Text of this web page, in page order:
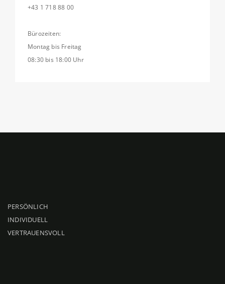
+43 1 718 88 00
Bürozeiten:
Montag bis Freitag
08:30 bis 18:00 Uhr
PERSÖNLICH
INDIVIDUELL
VERTRAUENSVOLL